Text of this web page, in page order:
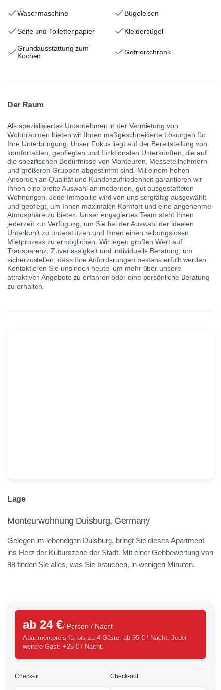
Waschmaschine Bügeleisen
Seife und Toilettenpapier Kleiderbügel
Grundausstattung zum
Kochen
Gefrierschrank
Der Raum
Als spezialisiertes Unternehmen in der Vermietung von
Wohnräumen bieten wir Ihnen maßgeschneiderte Lösungen für
Ihre Unterbringung. Unser Fokus liegt auf der Bereitstellung von
komfortablen, gepflegten und funktionalen Unterkünften, die auf
die spezifischen Bedürfnisse von Monteuren, Messeteilnehmern
und größeren Gruppen abgestimmt sind. Mit einem hohen
Anspruch an Qualität und Kundenzufriedenheit garantieren wir
Ihnen eine breite Auswahl an modernen, gut ausgestatteten
Wohnungen. Jede Immobilie wird von uns sorgfältig ausgewählt
und gepflegt, um Ihnen maximalen Komfort und eine angenehme
Atmosphäre zu bieten. Unser engagiertes Team steht Ihnen
jederzeit zur Verfügung, um Sie bei der Auswahl der idealen
Unterkunft zu unterstützen und Ihnen einen reibungslosen
Mietprozess zu ermöglichen. Wir legen großen Wert auf
Transparenz, Zuverlässigkeit und individuelle Beratung, um
sicherzustellen, dass Ihre Anforderungen bestens erfüllt werden.
Kontaktieren Sie uns noch heute, um mehr über unsere
attraktiven Angebote zu erfahren oder eine persönliche Beratung
zu erhalten.
Lage
Monteurwohnung Duisburg, Germany
Gelegen im lebendigen Duisburg, bringt Sie dieses Apartment
ins Herz der Kulturszene der Stadt. Mit einer Gehbewertung von
98 finden Sie alles, was Sie brauchen, in wenigen Minuten.
ab 24 €/ Person / Nacht
Apartmentpreis für bis zu 4 Gäste: ab 95 € / Nacht. Jeder
weitere Gast: +25 € / Nacht.
Check-in Check-out